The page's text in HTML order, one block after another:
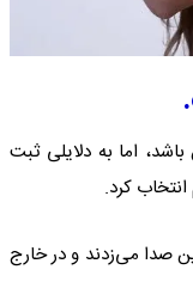
اما به دلایلی ثبت
کرد.
صدا می‌زدند و در خارج